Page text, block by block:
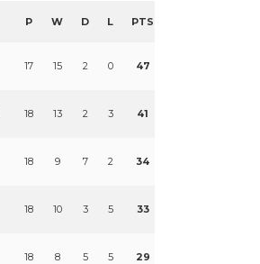
P W D L PTS
17 15 2 0 47
18 13 2 3 41
18 9 7 2 34
18 10 3 5 33
18 8 5 5 29